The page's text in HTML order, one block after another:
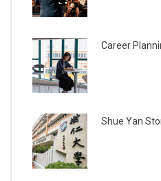
Career
Shue Yan